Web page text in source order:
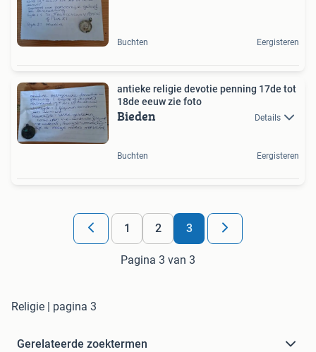
Buchten Eergisteren
antieke religie devotie penning 17de tot
18de eeuw zie foto
Bieden Details
Buchten Eergisteren
1 2 3
Pagina 3 van 3
Religie | pagina 3
Gerelateerde zoektermen